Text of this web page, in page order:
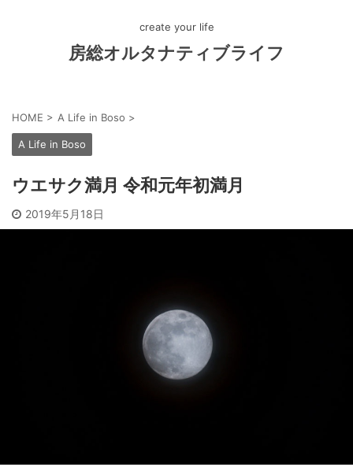
create your life
房総オルタナティブライフ
HOME > A Life in Boso >
A Life in Boso
ウエサク満月 令和元年初満月
2019年5月18日